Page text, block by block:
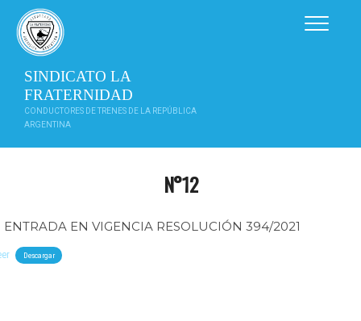
contenido
SINDICATO LA
FRATERNIDAD
CONDUCTORES DE TRENES DE LA REPÚBLICA
ARGENTINA
N°12
ENTRADA EN VIGENCIA RESOLUCIÓN 394/2021
Descargar